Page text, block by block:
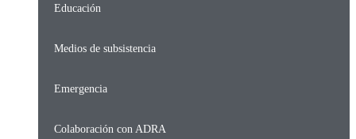
Educación
Medios de subsistencia
Emergencia
Colaboración con ADRA